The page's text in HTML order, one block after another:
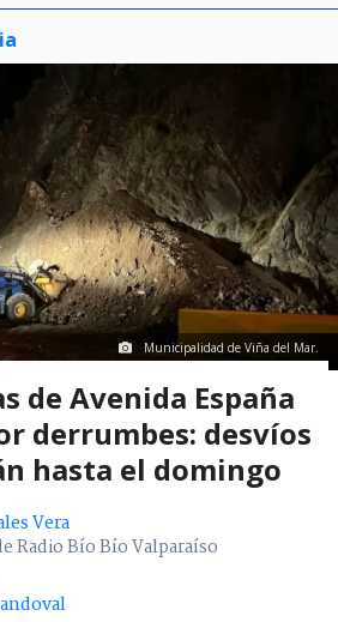
Municipalidad de Viña del Mar.
de Avenida España
derrumbes: desvíos
hasta el domingo
Vera
Radio Bío Bío Valparaíso